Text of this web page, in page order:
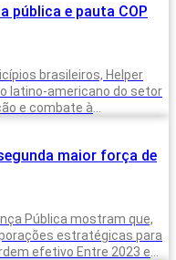
pública e pauta COP
brasileiros, Helper
latino-americano do setor
e combate à
maior força de
Pública mostram que,
estratégicas para
efetivo Entre 2023 e